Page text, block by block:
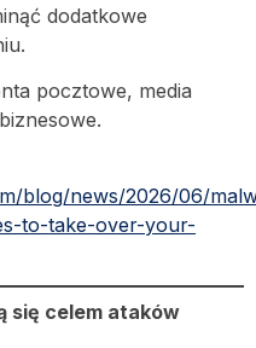
dodatkowe
pocztowe, media
blog/news/2026/06/
to-take-over-your-
się celem ataków